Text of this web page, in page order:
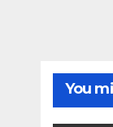
You